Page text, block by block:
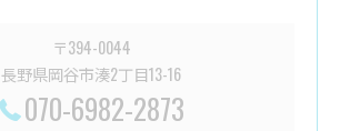
〒394-0044
長野県岡谷市湊2丁目13-16
070-6982-2873